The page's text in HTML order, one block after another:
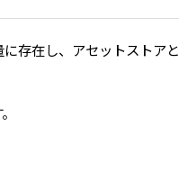
存在し、アセットストアと